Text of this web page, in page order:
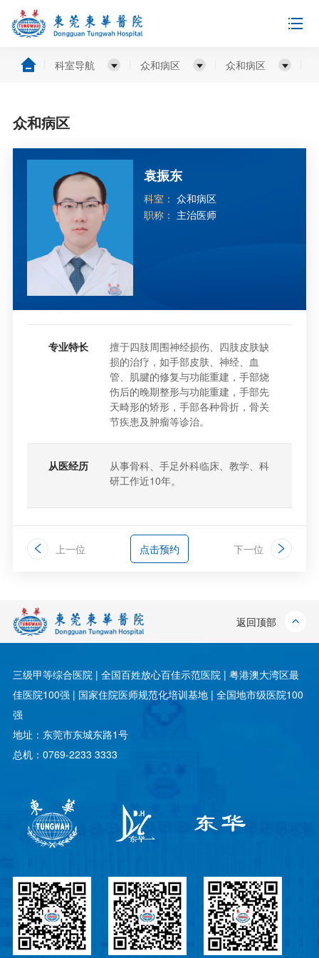
科室导航 众和病区 众和病区
众和病区
袁振东
科室： 众和病区
职称： 主治医师
专业特长
擅于四肢周围神经损伤、四肢皮肤缺
损的治疗，如手部皮肤、神经、血
管、肌腱的修复与功能重建，手部烧
伤后的晚期整形与功能重建，手部先
天畸形的矫形，手部各种骨折，骨关
节疾患及肿瘤等诊治。
从医经历
从事骨科、手足外科临床、教学、科
研工作近10年。
上一位 点击预约 下一位
返回顶部
三级甲等综合医院 | 全国百姓放心百佳示范医院 | 粤港澳大湾区最
佳医院100强 | 国家住院医师规范化培训基地 | 全国地市级医院100
强
地址：东莞市东城东路1号
总机：0769-2233 3333